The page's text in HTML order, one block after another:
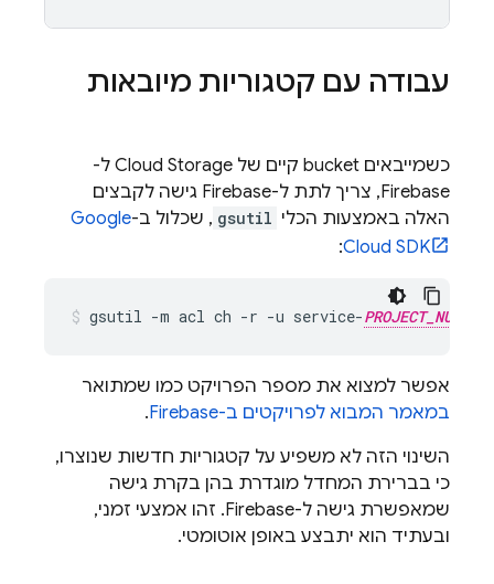
עבודה עם קטגוריות מיובאות
כשמייבאים bucket קיים של Cloud Storage ל-
Firebase, צריך לתת ל-Firebase גישה לקבצים
האלה באמצעות הכלי gsutil , שכלול ב-Google
Cloud SDK
:
gsutil -m acl ch -r -u service-PROJECT_NUMBER
אפשר למצוא את מספר הפרויקט כמו שמתואר
במאמר המבוא לפרויקטים ב-Firebase
.
השינוי הזה לא משפיע על קטגוריות חדשות שנוצרו,
כי בברירת המחדל מוגדרת בהן בקרת גישה
שמאפשרת גישה ל-Firebase. זהו אמצעי זמני,
ובעתיד הוא יתבצע באופן אוטומטי.